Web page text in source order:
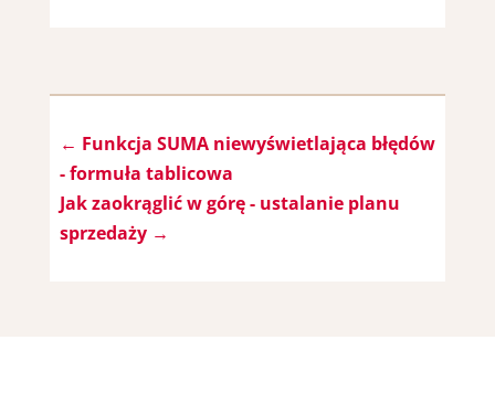
← Funkcja SUMA niewyświetlająca błędów
- formuła tablicowa
Jak zaokrąglić w górę - ustalanie planu
sprzedaży→